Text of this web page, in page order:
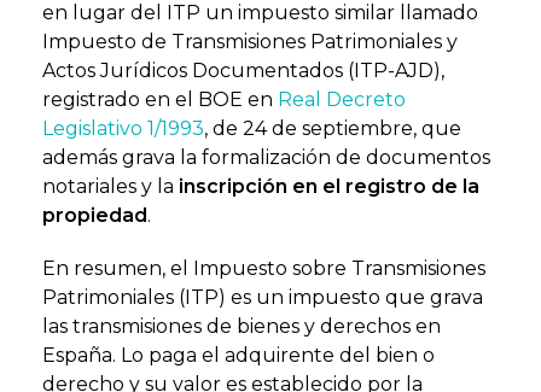
en lugar del ITP un impuesto similar llamado
Impuesto de Transmisiones Patrimoniales y
Actos Jurídicos Documentados (ITP-AJD),
registrado en el BOE en Real Decreto
Legislativo 1/1993, de 24 de septiembre, que
además grava la formalización de documentos
notariales y la inscripción en el registro de la
propiedad .
En resumen, el Impuesto sobre Transmisiones
Patrimoniales (ITP) es un impuesto que grava
las transmisiones de bienes y derechos en
España. Lo paga el adquirente del bien o
derecho y su valor es establecido por la